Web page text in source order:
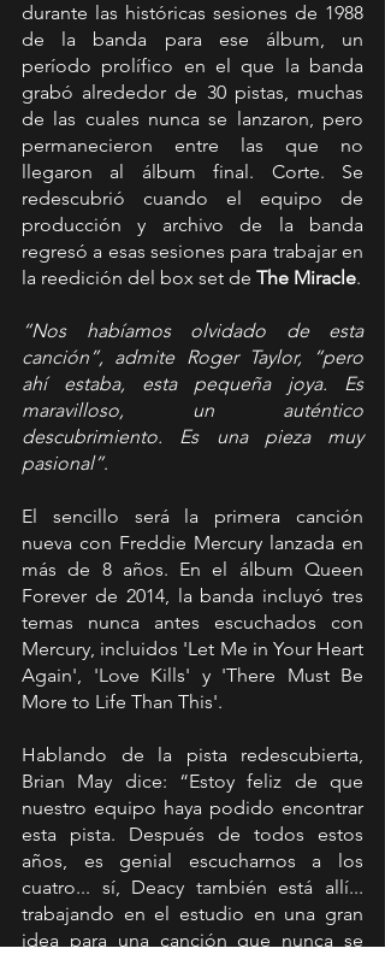
durante las históricas sesiones de 1988
de la banda para ese álbum, un
período prolífico en el que la banda
grabó alrededor de 30 pistas, muchas
de las cuales nunca se lanzaron, pero
permanecieron entre las que no
llegaron al álbum final. Corte. Se
redescubrió cuando el equipo de
producción y archivo de la banda
regresó a esas sesiones para trabajar en
la reedición del box set de The Miracle.
“Nos habíamos olvidado de esta
canción”, admite Roger Taylor, “pero
ahí estaba, esta pequeña joya. Es
maravilloso, un auténtico
descubrimiento. Es una pieza muy
pasional”.
El sencillo será la primera canción
nueva con Freddie Mercury lanzada en
más de 8 años. En el álbum Queen
Forever de 2014, la banda incluyó tres
temas nunca antes escuchados con
Mercury, incluidos 'Let Me in Your Heart
Again', 'Love Kills' y 'There Must Be
More to Life Than This'.
Hablando de la pista redescubierta,
Brian May dice: “Estoy feliz de que
nuestro equipo haya podido encontrar
esta pista. Después de todos estos
años, es genial escucharnos a los
cuatro... sí, Deacy también está allí...
trabajando en el estudio en una gran
idea para una canción que nunca se